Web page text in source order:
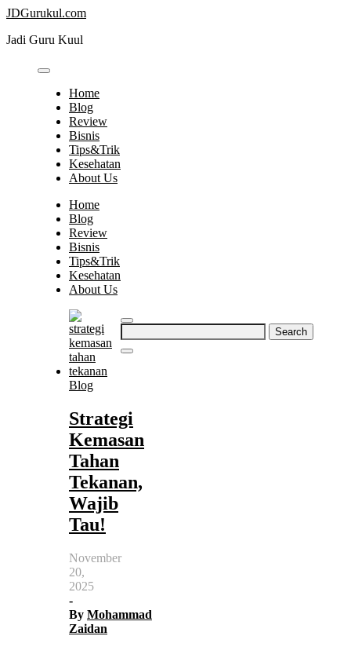
Skip
content
JDGurukul.com
Jadi Guru Kuul
Home
Blog
Review
Bisnis
Tips&Trik
Kesehatan
About Us
Home
Blog
Review
Bisnis
Tips&Trik
Kesehatan
About Us
Search
for:
Blog
Strategi
Kemasan
Tahan
Tekanan,
Wajib
Tau!
November
20,
2025
-
By Mohammad
Zaidan